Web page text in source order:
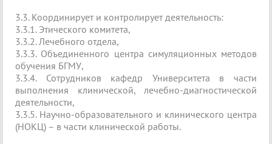
3.3. Координирует и контролирует деятельность:
3.3.1. Этического комитета,
3.3.2. Лечебного отдела,
3.3.3. Объединенного центра симуляционных методов
обучения БГМУ,
3.3.4. Сотрудников кафедр Университета в части
выполнения клинической, лечебно-диагностической
деятельности,
3.3.5. Научно-образовательного и клинического центра
(НОКЦ) – в части клинической работы.